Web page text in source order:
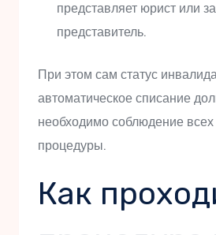
представляет юрист или
представитель.
При этом сам статус
автоматическое списание
необходимо соблюдение всех
процедуры.
Как